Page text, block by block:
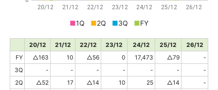
20/12 21/12 22/12 23/12 24/12 25/12 26/12
■1Q ■2Q ■3Q ■FY
20/12 21/12 22/12 23/12 24/12 25/12
26/12
FY
△163 10 △56 0 17,473 △79
-
3Q
- - - - - -
-
2Q
△52 17 △14 10 25 △14
-